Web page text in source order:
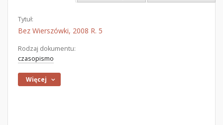
Tytuł:
Bez Wierszówki, 2008 R. 5
Rodzaj dokumentu:
czasopismo
Więcej